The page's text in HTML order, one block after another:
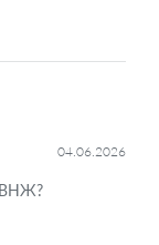
04.06.2026
ВНЖ?